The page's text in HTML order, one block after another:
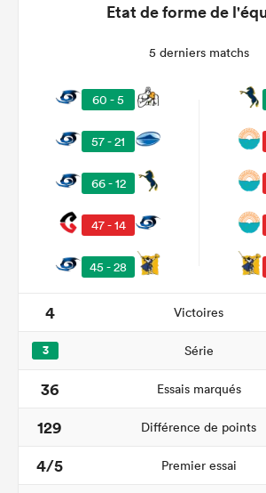
Etat de forme de
5 derniers matchs
60 - 5
57 - 21
66 - 12
47 - 14
45 - 28
4 Victoires
3 Série
36 Essais marqués
129
Différence de points
4/5
Premier essai